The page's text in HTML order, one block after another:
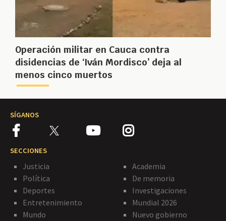
Operación militar en Cauca contra
disidencias de ‘Iván Mordisco’ deja al
menos cinco muertos
SÍGANOS
SECCIONES
Justicia
Política
Deportes
Entretenimiento
Mundo
Academia
De memoria
Investigaciones
Mundial 2026
Nuevo gobierno